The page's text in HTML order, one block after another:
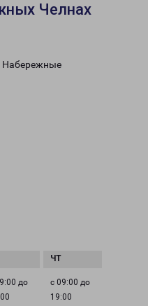
Челнах
Набережные
до
с 09:00 до
19:00